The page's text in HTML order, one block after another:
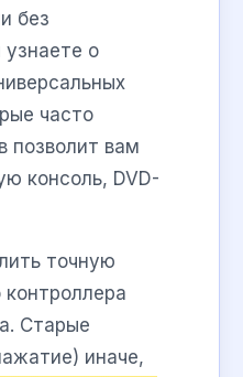
без
узнаете о
часто
позволит вам
консоль, DVD-
точную
Старые
иначе,